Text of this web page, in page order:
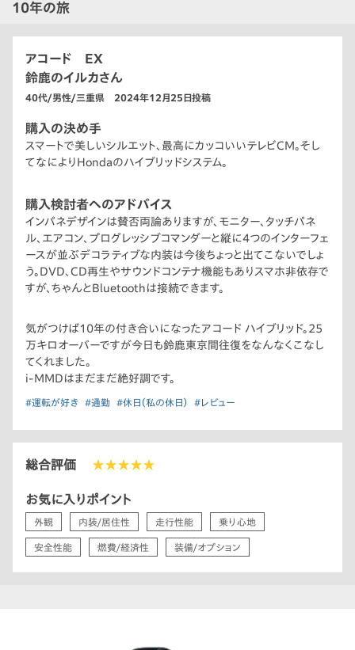
10年の旅
アコード EX
鈴鹿のイルカさん
40代/男性/三重県 2024年12月25日投稿
購入の決め手
スマートで美しいシルエット、最高にカッコいいテレビCM。そし
てなによりHondaのハイブリッドシステム。
購入検討者へのアドバイス
インパネデザインは賛否両論ありますが、モニター、タッチパネ
ル、エアコン、プログレッシブコマンダーと縦に4つのインターフェ
ースが並ぶデコラティブな内装は今後ちょっと出てこないでしょ
う。DVD、CD再生やサウンドコンテナ機能もありスマホ非依存で
すが、ちゃんとBluetoothは接続できます。
気がつけば10年の付き合いになったアコード ハイブリッド。25
万キロオーバーですが今日も鈴鹿東京間往復をなんなくこなし
てくれました。
i-MMDはまだまだ絶好調です。
#運転が好き #通勤 #休日（私の休日） #レビュー
総合評価 ★★★★★
お気に入りポイント
外観 内装/居住性 走行性能 乗り心地
安全性能 燃費/経済性 装備/オプション